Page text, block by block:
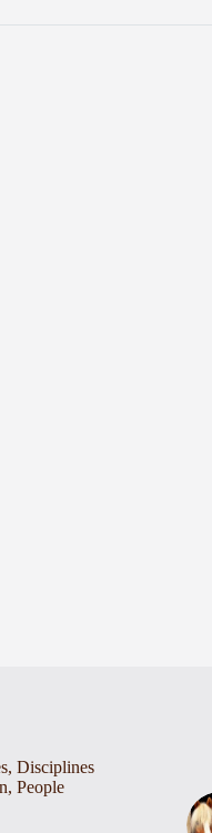
,Disciplines
,People